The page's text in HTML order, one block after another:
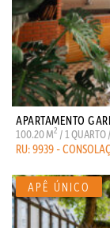
APARTAMENTO
100.20 M2 / 1 QUARTO
RU: 9939 -